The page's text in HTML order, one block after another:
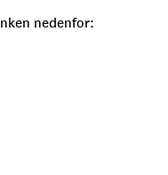
nedenfor: